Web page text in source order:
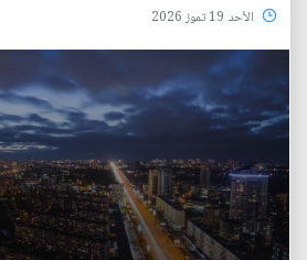
الأحد 19 تموز 2026